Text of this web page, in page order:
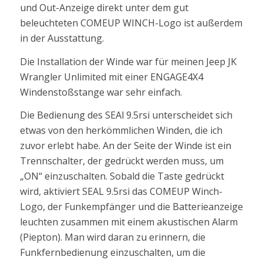
und Out-Anzeige direkt unter dem gut
beleuchteten COMEUP WINCH-Logo ist außerdem
in der Ausstattung.
Die Installation der Winde war für meinen Jeep JK
Wrangler Unlimited mit einer ENGAGE4X4
Windenstoßstange war sehr einfach.
Die Bedienung des SEAl 9.5rsi unterscheidet sich
etwas von den herkömmlichen Winden, die ich
zuvor erlebt habe. An der Seite der Winde ist ein
Trennschalter, der gedrückt werden muss, um
„ON“ einzuschalten. Sobald die Taste gedrückt
wird, aktiviert SEAL 9.5rsi das COMEUP Winch-
Logo, der Funkempfänger und die Batterieanzeige
leuchten zusammen mit einem akustischen Alarm
(Piepton). Man wird daran zu erinnern, die
Funkfernbedienung einzuschalten, um die